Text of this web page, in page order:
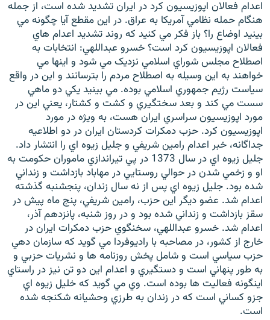
اعدام فعالان اپوزيسيون کرد در ايران تشديد شده است، از جمله
هنگام حمله نظامي آمريکا به عراق. در اين مقطع آيا چگونه مي
بينيد اوضاع را؟ باز فکر مي کنيد که روند تشديد اعدام هاي
فعالان اپوزيسيون کرد است؟ خسرو عبداللهي: انتخابات به
اصطلاح مجلس شوراي اسلامي نزديک مي شود و اينها مي
خواهند به اين وسيله به اصطلاح مردم را بترسانند و اين در واقع
سياست رژيم جمهوري اسلامي بوده. مي بينيد يکي دو ماهي
سست مي کند و بعد سختگيري و کشت و کشتار، يعني اين در
مورد اپوزيسيون سراسري ايران هست، به ويژه در مورد
اپوزيسيون کرد. حزب دمکرات کردستان ايران در دو اطلاعيه
جداگانه، خبر اعدام رامين شريفي و جليل زيوه اي را انتشار داد.
جليل زيوه اي در سال 1373 در پي تيراندازي ماموران حکومت به
او و زخمي شدن در حوالي روستايي در مهاباد بازداشت و زنداني
شده بود. جليل زيوه اي پس از نه سال زندان، پنجشنبه گذشته
اعدام شد. عضو ديگر اين حزب، رامين شريفي، پنج ماه پيش در
سقز بازداشت و زنداني شده بود و در روز شنبه، پانزدهم آذر،
اعدام شد. خسرو عبداللهي، سخنگوي حزب دمکرات ايران در
خارج از کشور، در مصاحبه با راديوفردا مي گويد که سازمان دهي
حزب سياسي است و شامل پخش روزنامه ها و نشريات حزبي و
به طور پنهاني است و دستگيري و اعدام اين دو تن نيز در راستاي
اينگونه فعاليت ها بوده است. وي مي گويد که خليل زيوه اي
جزو کساني است که در زندان به طرزي وحشيانه شکنجه شده
است.